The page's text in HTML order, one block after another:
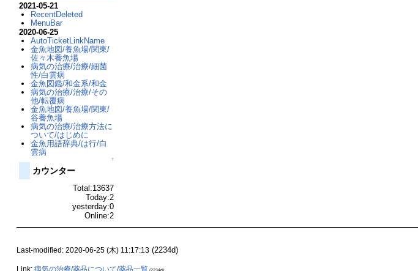
2021-05-21
RecentDeleted
MenuBar
2020-06-25
AutoTicketLinkName
金魚地図/養魚場/関東/
佐々木養魚場
病気の治療/治療/細菌
性/白雲病
金魚図鑑/和金系/和金
病気の治療/治療/その
他/転覆病
金魚地図/養魚場/関東/
谷養魚場
病気の治療/治療方法に
ついて/はじめに
金魚用語辞典/は行/白
雲病
↑
カウンター
Total:13637
Today:2
yesterday:0
Online:2
Last-modified: 2020-06-25 (木) 11:17:13(2234d)
Link: 病気の治療/薬品について/薬品一覧 (2234d)